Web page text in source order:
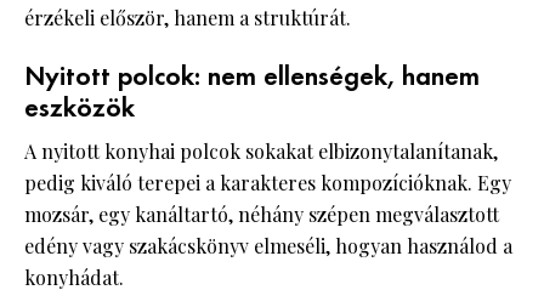
érzékeli először, hanem a struktúrát.
Nyitott polcok: nem ellenségek, hanem
eszközök
A nyitott konyhai polcok sokakat elbizonytalanítanak,
pedig kiváló terepei a karakteres kompozícióknak. Egy
mozsár, egy kanáltartó, néhány szépen megválasztott
edény vagy szakácskönyv elmeséli, hogyan használod a
konyhádat.